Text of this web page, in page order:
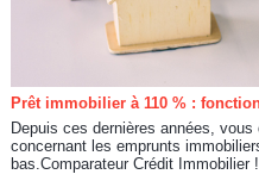
Prêt immobilier à 110 % :
Depuis ces dernières années,
concernant les emprunts
bas.Comparateur Crédit Immobilier